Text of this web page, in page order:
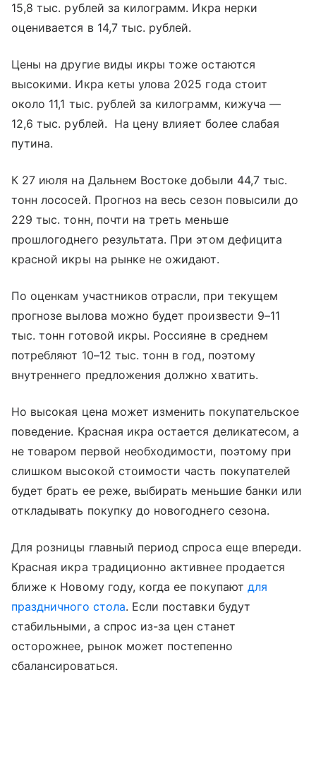
15,8 тыс. рублей за килограмм. Икра нерки
оценивается в 14,7 тыс. рублей.
Цены на другие виды икры тоже остаются
высокими. Икра кеты улова 2025 года стоит
около 11,1 тыс. рублей за килограмм, кижуча —
12,6 тыс. рублей. На цену влияет более слабая
путина.
К 27 июля на Дальнем Востоке добыли 44,7 тыс.
тонн лососей. Прогноз на весь сезон повысили до
229 тыс. тонн, почти на треть меньше
прошлогоднего результата. При этом дефицита
красной икры на рынке не ожидают.
По оценкам участников отрасли, при текущем
прогнозе вылова можно будет произвести 9–11
тыс. тонн готовой икры. Россияне в среднем
потребляют 10–12 тыс. тонн в год, поэтому
внутреннего предложения должно хватить.
Но высокая цена может изменить покупательское
поведение. Красная икра остается деликатесом, а
не товаром первой необходимости, поэтому при
слишком высокой стоимости часть покупателей
будет брать ее реже, выбирать меньшие банки или
откладывать покупку до новогоднего сезона.
Для розницы главный период спроса еще впереди.
Красная икра традиционно активнее продается
ближе к Новому году, когда ее покупают для
праздничного стола. Если поставки будут
стабильными, а спрос из-за цен станет
осторожнее, рынок может постепенно
сбалансироваться.